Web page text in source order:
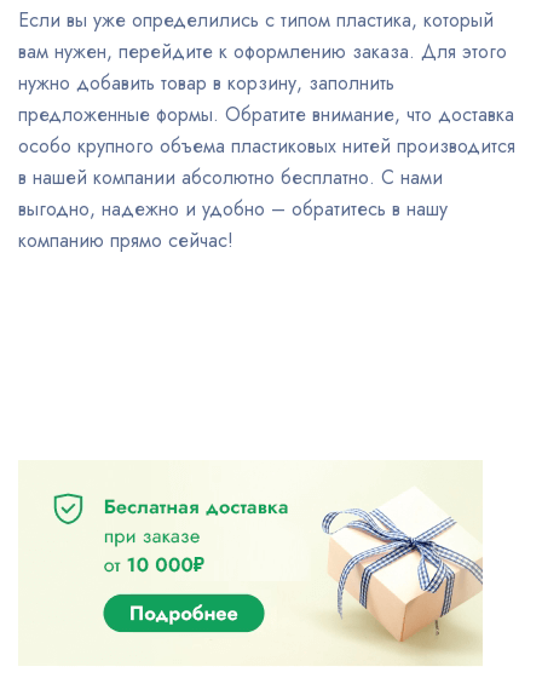
Если вы уже определились с типом пластика, который
вам нужен, перейдите к оформлению заказа. Для этого
нужно добавить товар в корзину, заполнить
предложенные формы. Обратите внимание, что доставка
особо крупного объема пластиковых нитей производится
в нашей компании абсолютно бесплатно. С нами
выгодно, надежно и удобно – обратитесь в нашу
компанию прямо сейчас!